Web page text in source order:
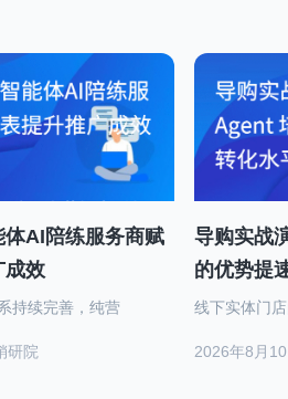
AI陪练服务商赋
成效
研院
持续完善，纯营
导购实战
的优势提
2026年8月
线下实体门